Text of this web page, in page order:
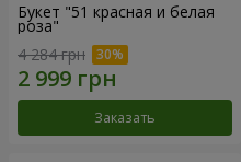
Букет "51 красная и белая
роза"
4 284 грн
Заказать